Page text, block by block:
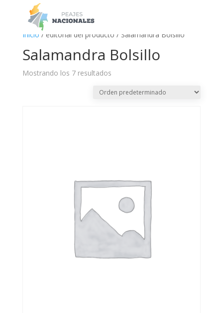
Inicio / editorial del producto / Salamandra Bolsillo
Salamandra Bolsillo
Mostrando los 7 resultados